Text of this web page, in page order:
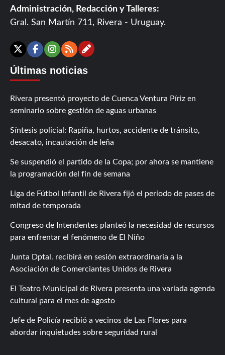
Administración, Redacción y Talleres:
Gral. San Martín 711, Rivera - Uruguay.
X Facebook
Instagram
RSSContáctanos
Últimas noticias
Rivera presentó proyecto de Cuenca Ventura Píriz en
seminario sobre gestión de aguas urbanas
Síntesis policial: Rapiña, hurtos, accidente de tránsito,
desacato, incautación de leña
Se suspendió el partido de la Copa; por ahora se mantiene
la programación del fin de semana
Liga de Fútbol Infantil de Rivera fijó el período de pases de
mitad de temporada
Congreso de Intendentes planteó la necesidad de recursos
para enfrentar el fenómeno de El Niño
Junta Dptal. recibirá en sesión extraordinaria a la
Asociación de Comerciantes Unidos de Rivera
El Teatro Municipal de Rivera presenta una variada agenda
cultural para el mes de agosto
Jefe de Policía recibió a vecinos de Las Flores para
abordar inquietudes sobre seguridad rural